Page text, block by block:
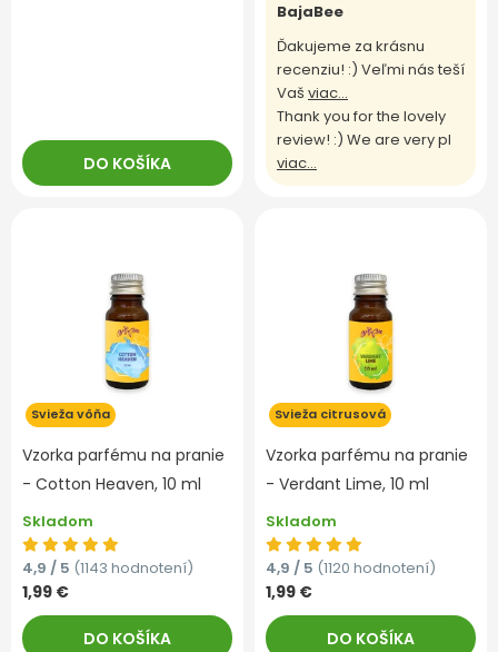
DO KOŠÍKA
BajaBee
Ďakujeme za krásnu
recenziu! :) Veľmi nás teší
Vaš viac...
Thank you for the lovely
review! :) We are very pl
viac...
Svieža vôňa
Vzorka parfému na pranie
- Cotton Heaven, 10 ml
Skladom
4,9 / 5 (1143 hodnotení)
1,99 €
DO KOŠÍKA
Svieža citrusová
Vzorka parfému na pranie
- Verdant Lime, 10 ml
Skladom
4,9 / 5 (1120 hodnotení)
1,99 €
DO KOŠÍKA